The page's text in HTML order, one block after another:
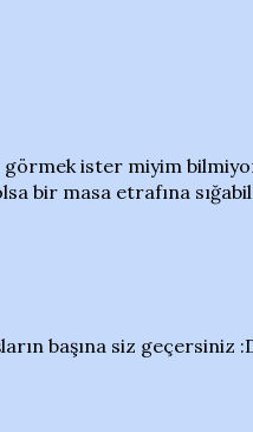
görmek ister miyim
bir masa etrafına
başına siz geçersiniz